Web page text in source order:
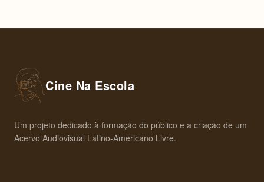
Cine Na Escola
Um projeto dedicado à formação do público e a criação de um
Acervo Audiovisual Latino-Americano Livre.